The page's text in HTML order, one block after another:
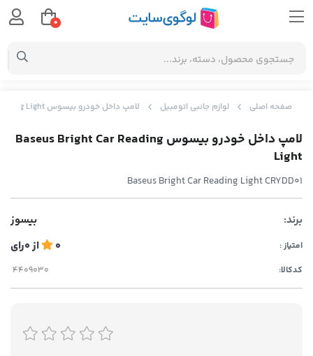
صفحه اصلی لوازم جانبی اتومبیل لامپ داخل خودرو بیسوس Baseus Bright Car Reading Light
لامپ داخل خودرو بیسوس Baseus Bright Car Reading
Light
Baseus Bright Car Reading Light CRYDD01
برند: بیسوز
امتیاز : 0 از0رای
کدکالا:
0